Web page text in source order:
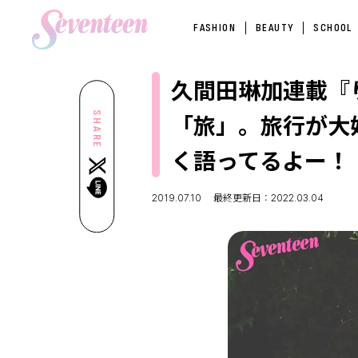
FASHION BEAUTY SCHOOL
SHARE
久間田琳加連載
「旅」。旅行が
く語ってるよー
2019.07.10 最終更新日：2022.03.04